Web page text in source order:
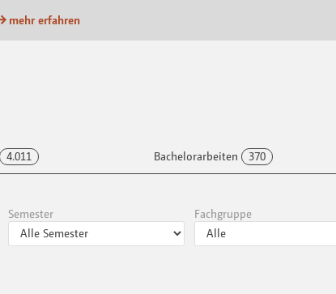
mehr erfahren
4.011 Bachelorarbeiten 370
Semester Fachgruppe